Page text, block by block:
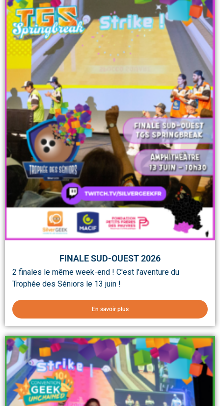
FINALE SUD-OUEST 2026
2 finales le même week-end ! C'est l'aventure du
Trophée des Séniors le 13 juin !
En savoir plus